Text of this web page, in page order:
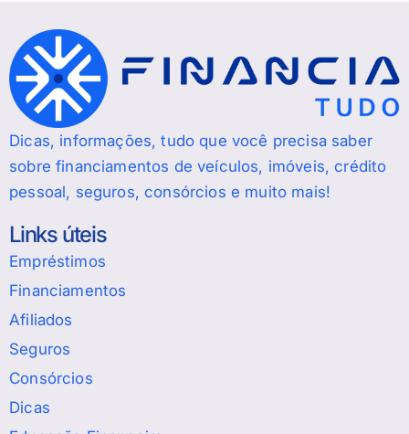
Dicas, informações, tudo que você precisa saber
sobre financiamentos de veículos, imóveis, crédito
pessoal, seguros, consórcios e muito mais!
Links úteis
Empréstimos
Financiamentos
Afiliados
Seguros
Consórcios
Dicas